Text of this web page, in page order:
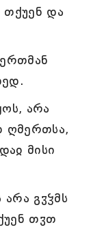
თქუენ და
არა
ღმერთსა,
მისი
გჳჴმს
თჳთ